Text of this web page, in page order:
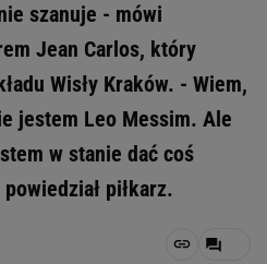
szanuje - mówi
Jean Carlos, który
Wisły Kraków. - Wiem,
jestem Leo Messim. Ale
w stanie dać coś
piłkarz.